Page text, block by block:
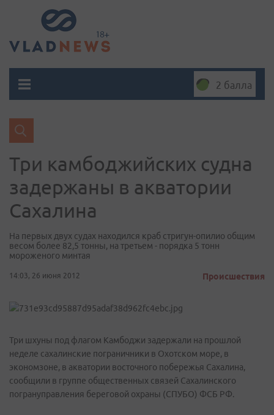
2 балла
Три камбоджийских судна
задержаны в акватории
Сахалина
На первых двух судах находился краб стригун-опилио общим
весом более 82,5 тонны, на третьем - порядка 5 тонн
мороженого минтая
14:03, 26 июня 2012 Происшествия
Три шхуны под флагом Камбоджи задержали на прошлой
неделе сахалинские пограничники в Охотском море, в
экономзоне, в акватории восточного побережья Сахалина,
сообщили в группе общественных связей Сахалинского
погрануправления береговой охраны (СПУБО) ФСБ РФ.